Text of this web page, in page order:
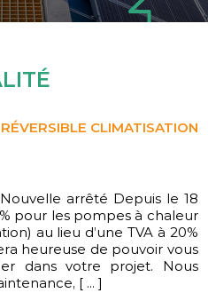
CLIMATISATION
arrêté Depuis le 18
pour les pompes à chaleur
au lieu d’une TVA à 20%
heureuse de pouvoir vous
dans votre projet. Nous
[ ... ]
souhaite une belle année